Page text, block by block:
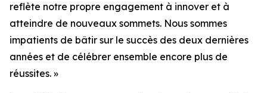
reflète notre propre engagement à innover et à
atteindre de nouveaux sommets. Nous sommes
impatients de bâtir sur le succès des deux dernières
années et de célébrer ensemble encore plus de
réussites. »